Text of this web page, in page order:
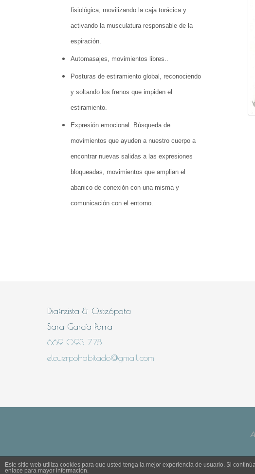
fisiológica, movilizando la caja torácica y
activando la musculatura responsable de la
espiración.
Automasajes, movimientos libres..
Posturas de estiramiento global, reconociendo
y soltando los frenos que impiden el
estiramiento.
Expresión emocional. Búsqueda de
movimientos que ayuden a nuestro cuerpo a
encontrar nuevas salidas a las expresiones
bloqueadas, movimientos que amplian el
abanico de conexión con una misma y
comunicación con el entorno.
Diafreista & Osteópata
Sara García Parra
669 093 778
elcuerpohabitado@gmail.com
Este sitio web utiliza cookies para que usted tenga la mejor experiencia de usuario. Si
enlace para mayor información.